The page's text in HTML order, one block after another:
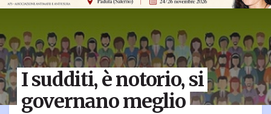
I sudditi, è notorio, si
governano meglio